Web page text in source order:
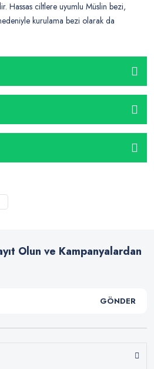
Hassas ciltlere uyumlu Müslin bezi,
kurulama bezi olarak da
Olun ve Kampanyalardan
GÖNDER